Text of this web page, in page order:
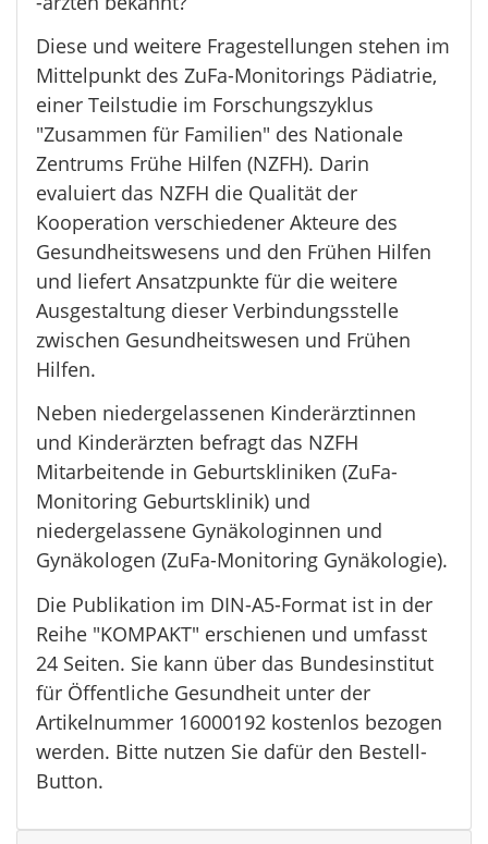
Diese und weitere Fragestellungen stehen im
Mittelpunkt des ZuFa-Monitorings Pädiatrie,
einer Teilstudie im Forschungszyklus
"Zusammen für Familien" des Nationale
Zentrums Frühe Hilfen (NZFH). Darin
evaluiert das NZFH die Qualität der
Kooperation verschiedener Akteure des
Gesundheitswesens und den Frühen Hilfen
und liefert Ansatzpunkte für die weitere
Ausgestaltung dieser Verbindungsstelle
zwischen Gesundheitswesen und Frühen
Hilfen.
Neben niedergelassenen Kinderärztinnen
und Kinderärzten befragt das NZFH
Mitarbeitende in Geburtskliniken (ZuFa-
Monitoring Geburtsklinik) und
niedergelassene Gynäkologinnen und
Gynäkologen (ZuFa-Monitoring Gynäkologie).
Die Publikation im DIN-A5-Format ist in der
Reihe "KOMPAKT" erschienen und umfasst
24 Seiten. Sie kann über das Bundesinstitut
für Öffentliche Gesundheit unter der
Artikelnummer 16000192 kostenlos bezogen
werden. Bitte nutzen Sie dafür den Bestell-
Button.